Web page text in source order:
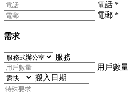
電話 *
電郵 *
需求
服務
用戶數量
搬入日期